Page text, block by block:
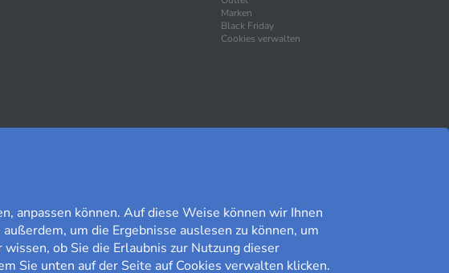
Marken
Black Friday
Cookies verwalten
Kundomdöme på Prisjakt
anpassen können. Auf diese Weise können wir Ihnen
um die Ergebnisse auslesen zu können, um
ob Sie die Erlaubnis zur Nutzung dieser
Sie unten auf der Seite auf Cookies verwalten klicken.